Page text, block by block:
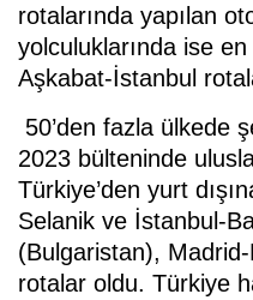
rotalarında yapılan
yolculuklarında ise
Aşkabat-İstanbul
50’den fazla ülkede
2023 bülteninde
Türkiye’den yurt
Selanik ve İstanbul-
(Bulgaristan),
rotalar oldu. Türkiye